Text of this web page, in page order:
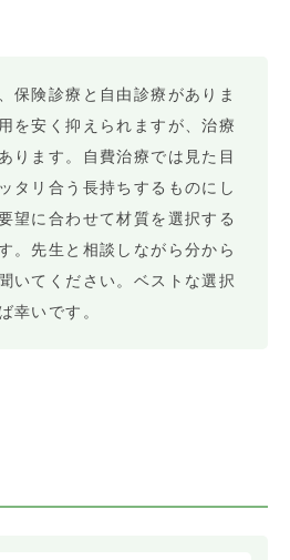
保険診療と自由診療がありま
を安く抑えられますが、治療
ります。自費治療では見た目
タリ合う長持ちするものにし
望に合わせて材質を選択する
。先生と相談しながら分から
いてください。ベストな選択
幸いです。